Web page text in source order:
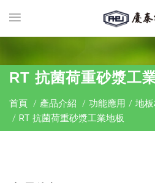
RT 抗菌荷重砂漿工
首頁 / 產品介紹 / 功能應用 / 地
/ RT 抗菌荷重砂漿工業地板